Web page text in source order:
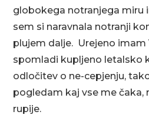
globokega notranjega miru
sem si naravnala notranji
plujem dalje. Urejeno imam
spomladi kupljeno letalsko
odločitev o ne-cepjenju,
pogledam kaj vse me čaka,
rupije.